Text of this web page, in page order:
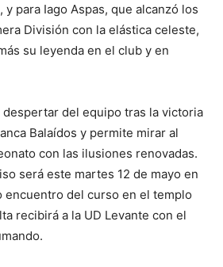
para Iago Aspas, que alcanzó los
División con la elástica celeste,
su leyenda en el club y en
del equipo tras la victoria
Balaídos y permite mirar al
con las ilusiones renovadas.
será este martes 12 de mayo en
encuentro del curso en el templo
recibirá a la UD Levante con el